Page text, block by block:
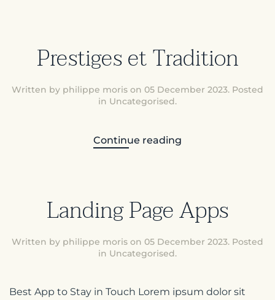
Prestiges et Tradition
Written by philippe moris on 05 December 2023. Posted
in Uncategorised.
Continue reading
Landing Page Apps
Written by philippe moris on 05 December 2023. Posted
in Uncategorised.
Best App to Stay in Touch Lorem ipsum dolor sit